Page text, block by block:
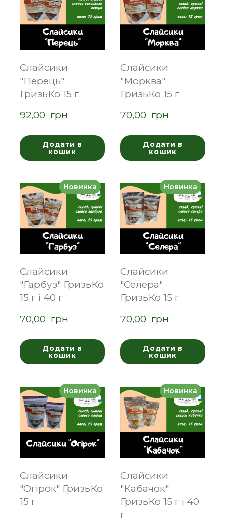
Слайсики
"Перець"
ГризьКо 15 г
92,00  грн
Додати в
кошик
Слайсики
"Морква"
ГризьКо 15 г
70,00  грн
Додати в
кошик
Новинка
Слайсики
"Гарбуз" ГризьКо
15 г і 40 г
70,00  грн
Додати в
кошик
Новинка
Слайсики
"Селера"
ГризьКо 15 г
70,00  грн
Додати в
кошик
Новинка
Слайсики
"Огірок" ГризьКо
15 г
Новинка
Слайсики
"Кабачок"
ГризьКо 15 г і 40
г